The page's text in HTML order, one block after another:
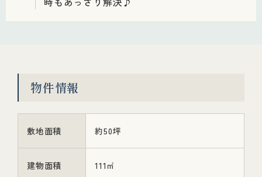
物件情報
敷地面積 約50坪
建物面積 111㎡